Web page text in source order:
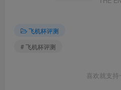
飞机杯评测
# 飞机杯评测
喜欢就支